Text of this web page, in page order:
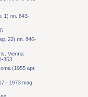
1) nn. 843-
22) nn. 846-
Vienna
853
(1955 apr.
- 1973 mag.